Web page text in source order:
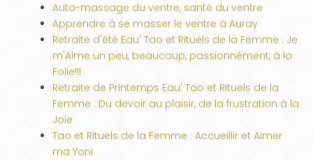
Auto-massage du ventre, santé du ventre
Apprendre à se masser le ventre à Auray
Retraite d'été Eau' Tao et Rituels de la Femme : Je
m'Aime un peu, beaucoup, passionnément, à la
Folie!!!
Retraite de Printemps Eau' Tao et Rituels de la
Femme : Du devoir au plaisir, de la frustration à la
Joie
Tao et Rituels de la Femme : Accueillir et Aimer
ma Yoni